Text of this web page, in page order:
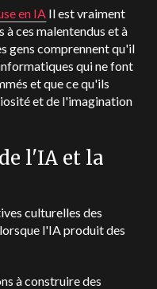
en IA Il est vraiment
ces malentendus et à
gens comprennent qu'il
qui ne font
et que ce qu'ils
et de l'imagination
l'IA et la
culturelles des
l'IA produit des
à construire des